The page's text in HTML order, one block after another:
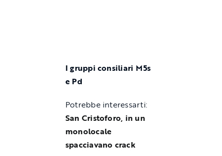
I gruppi consiliari M5s
e Pd
Potrebbe interessarti:
San Cristoforo, in un
monolocale
spacciavano crack